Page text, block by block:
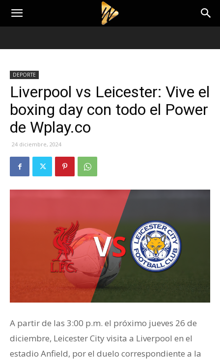
DEPORTE
Liverpool vs Leicester: Vive el
boxing day con todo el Power
de Wplay.co
24 diciembre, 2024
A partir de las 3:00 p.m. el próximo jueves 26 de
diciembre, Leicester City visita a Liverpool en el
estadio Anfield, por el duelo correspondiente a la